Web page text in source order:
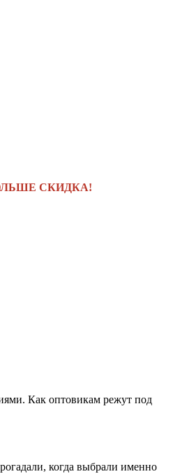
СКИДКА!
Как оптовикам режут под
когда выбрали именно